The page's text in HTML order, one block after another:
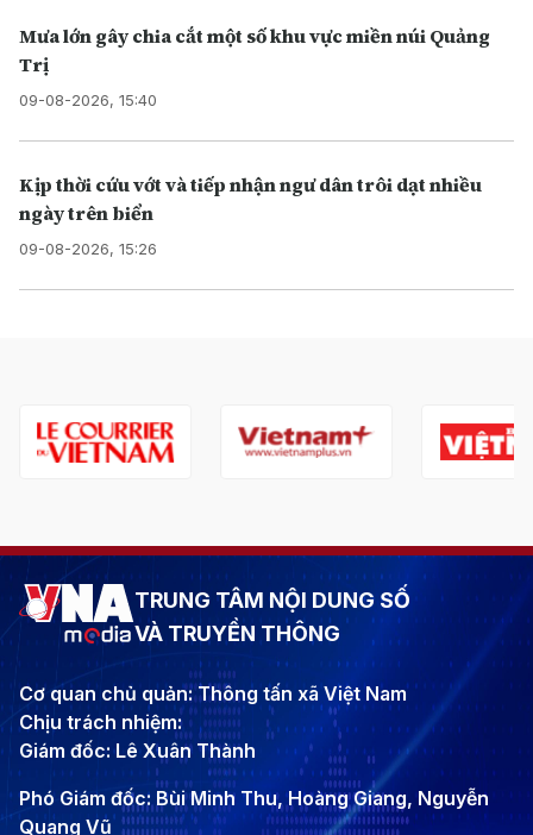
Mưa lớn gây chia cắt một số khu vực miền núi Quảng
Trị
09-08-2026, 15:40
Kịp thời cứu vớt và tiếp nhận ngư dân trôi dạt nhiều
ngày trên biển
09-08-2026, 15:26
TRUNG TÂM NỘI DUNG SỐ
VÀ TRUYỀN THÔNG
Cơ quan chủ quản: Thông tấn xã Việt Nam
Chịu trách nhiệm:
Giám đốc: Lê Xuân Thành
Phó Giám đốc: Bùi Minh Thu, Hoàng Giang, Nguyễn
Quang Vũ